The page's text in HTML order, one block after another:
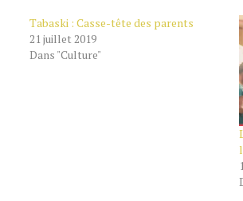
Tabaski : Casse-tête des parents
21 juillet 2019
Dans "Culture"